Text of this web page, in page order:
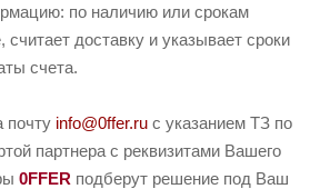
по наличию или срокам
считает доставку и указывает сроки
счета.
почту info@0ffer.ru с указанием ТЗ по
партнера с реквизитами Вашего
0FFER подберут решение под Ваш